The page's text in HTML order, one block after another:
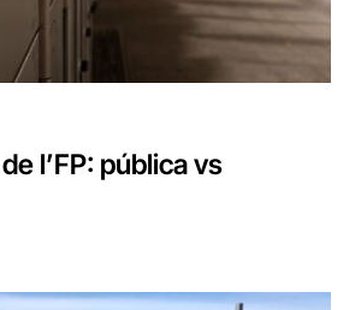
l’FP: pública vs